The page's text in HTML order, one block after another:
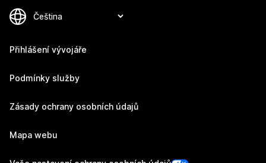
Přihlášení vývojáře
Podmínky služby
Zásady ochrany osobních údajů
Mapa webu